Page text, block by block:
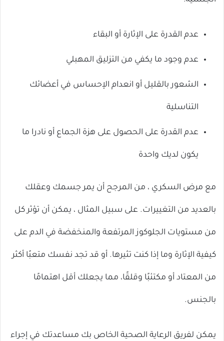
عدم القدرة على الإثارة أو البقاء
عدم وجود ما يكفي من التزليق المهبلي
الشعور بالقليل أو انعدام الإحساس في أعضائك
التناسلية
عدم القدرة على الحصول على هزة الجماع أو نادرا ما
يكون لديك واحدة
مع مرض السكري ، من المرجح أن يمر جسمك وعقلك
بالعديد من التغييرات. على سبيل المثال ، يمكن أن تؤثر كل
من مستويات الجلوكوز المرتفعة والمنخفضة في الدم على
كيفية الإثارة وما إذا كنت تثيرها. أو قد تجد نفسك متعبًا أكثر
من المعتاد أو مكتئبًا وقلقًا، مما يجعلك أقل اهتمامًا
بالجنس.
يمكن لفريق الرعاية الصحية الخاص بك مساعدتك في إجراء